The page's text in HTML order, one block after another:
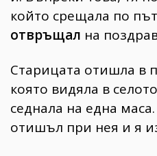
който срещала по
отвръщал на
Старицата отишла в
която видяла в
седнала на една
отишъл при нея и я